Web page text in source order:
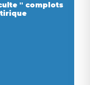
" complots